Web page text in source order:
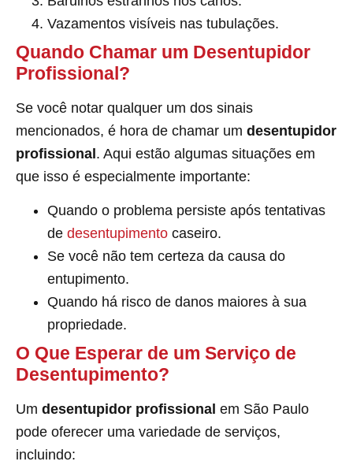
Vazamentos visíveis nas tubulações.
Quando Chamar um Desentupidor
Profissional?
Se você notar qualquer um dos sinais
mencionados, é hora de chamar um desentupidor
profissional. Aqui estão algumas situações em
que isso é especialmente importante:
Quando o problema persiste após tentativas
de desentupimento caseiro.
Se você não tem certeza da causa do
entupimento.
Quando há risco de danos maiores à sua
propriedade.
O Que Esperar de um Serviço de
Desentupimento?
Um desentupidor profissional em São Paulo
pode oferecer uma variedade de serviços,
incluindo: